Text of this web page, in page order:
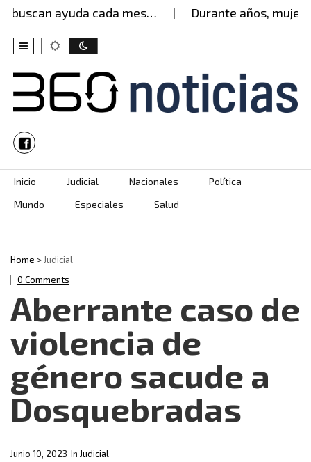
ayuda cada mes… Durante años, mujer
Skip to content
Inicio Judicial Nacionales
Política
Mundo
Especiales Salud
Home >Judicial
0 Comments
Aberrante caso de
violencia de
género sacude a
Dosquebradas
In Judicial
Junio 10, 2023